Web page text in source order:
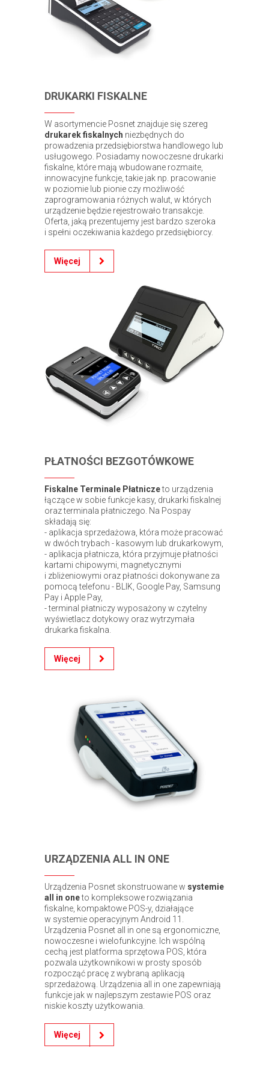
DRUKARKI FISKALNE
W asortymencie Posnet znajduje się szereg
drukarek fiskalnych niezbędnych do
prowadzenia przedsiębiorstwa handlowego lub
usługowego. Posiadamy nowoczesne drukarki
fiskalne, które mają wbudowane rozmaite,
innowacyjne funkcje, takie jak np. pracowanie
w poziomie lub pionie czy możliwość
zaprogramowania różnych walut, w których
urządzenie będzie rejestrowało transakcje.
Oferta, jaką prezentujemy jest bardzo szeroka
i spełni oczekiwania każdego przedsiębiorcy.
Więcej
PŁATNOŚCI BEZGOTÓWKOWE
Fiskalne Terminale Płatniczeto urządzenia
łączące w sobie funkcje kasy, drukarki fiskalnej
oraz terminala płatniczego. Na Pospay
składają się:
- aplikacja sprzedażowa, która może pracować
w dwóch trybach - kasowym lub drukarkowym,
- aplikacja płatnicza, która przyjmuje płatności
kartami chipowymi, magnetycznymi
i zbliżeniowymi oraz płatności dokonywane za
pomocą telefonu - BLIK, Google Pay, Samsung
Pay i Apple Pay,
- terminal płatniczy wyposażony w czytelny
wyświetlacz dotykowy oraz wytrzymała
drukarka fiskalna.
Więcej
URZĄDZENIA ALL IN ONE
Urządzenia Posnet skonstruowane w systemie
all in oneto kompleksowe rozwiązania
fiskalne, kompaktowe POS-y, działające
w systemie operacyjnym Android 11.
Urządzenia Posnet all in one są ergonomiczne,
nowoczesne i wielofunkcyjne. Ich wspólną
cechą jest platforma sprzętowa POS, która
pozwala użytkownikowi w prosty sposób
rozpocząć pracę z wybraną aplikacją
sprzedażową. Urządzenia all in one zapewniają
funkcje jak w najlepszym zestawie POS oraz
niskie koszty użytkowania.
Więcej